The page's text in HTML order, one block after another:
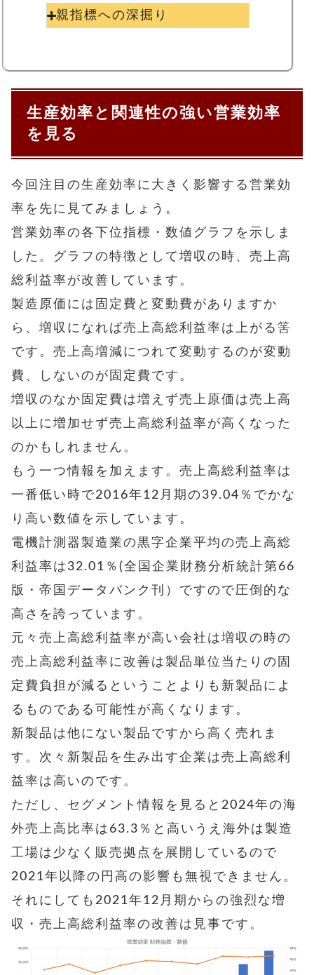
親指標への深掘り
生産効率と関連性の強い営業効率
を見る
今回注目の生産効率に大きく影響する営業効
率を先に見てみましょう。
営業効率の各下位指標・数値グラフを示しま
した。グラフの特徴として増収の時、売上高
総利益率が改善しています。
製造原価には固定費と変動費がありますか
ら、増収になれば売上高総利益率は上がる筈
です。売上高増減につれて変動するのが変動
費、しないのが固定費です。
増収のなか 固定費は増えず売上原価は売上高
以上に増加せず売上高総利益率が高くなった
のかもしれません。
もう一つ情報を加えます。売上高総利益率は
一番低い時で2016年12月期の39.04％でかな
り高い数値を示しています。
電機計測器製造業の黒字企業平均の売上高総
利益率は32.01％(全国企業財務分析統計第66
版・帝国データバンク刊）ですので圧倒的な
高さを誇っています。
元々売上高総利益率が高い会社は増収の時の
売上高総利益率に改善は製品単位当たりの固
定費負担が減るということよりも新製品によ
るものである可能性が高くなります。
新製品は他にない製品ですから高く売れま
す。次々新製品を生み出す企業は売上高総利
益率は高いのです。
ただし、セグメント情報を見ると2024年の海
外売上高比率は63.3％と高いうえ海外は製造
工場は少なく販売拠点を展開しているので
2021年以降の円高の影響も無視できません。
それにしても2021年12月期からの強烈な増
収・売上高総利益率の改善は見事です。